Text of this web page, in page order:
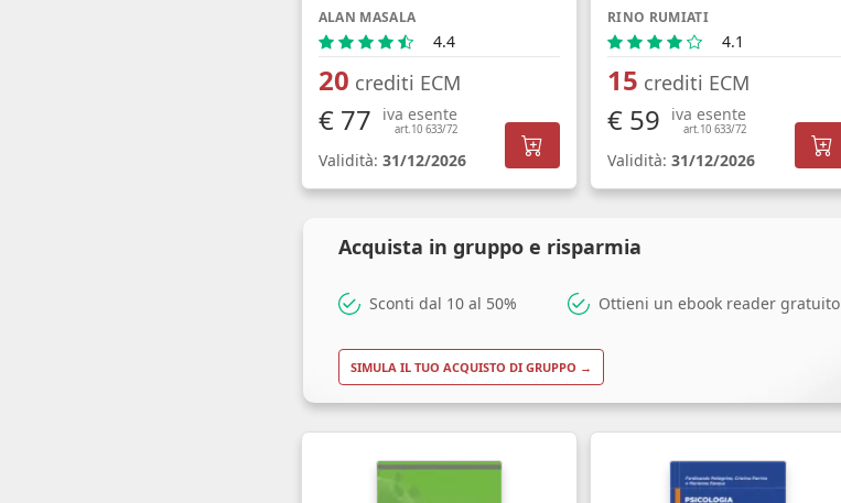
ALAN MASALA
4.4
20 crediti ECM
€ 77 iva esente
art.10 633/72
Validità: 31/12/2026
RINO RUMIATI
4.1
15 crediti ECM
€ 59 iva esente
art.10 633/72
Validità: 31/12/2026
Acquista in gruppo e risparmia
Sconti dal 10 al 50% Ottieni un ebook reader gratuito
SIMULA IL TUO ACQUISTO DI GRUPPO →